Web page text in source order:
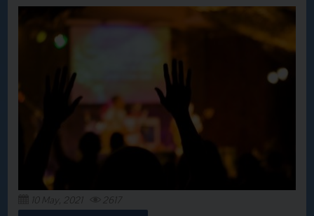
10 May, 2021 2617